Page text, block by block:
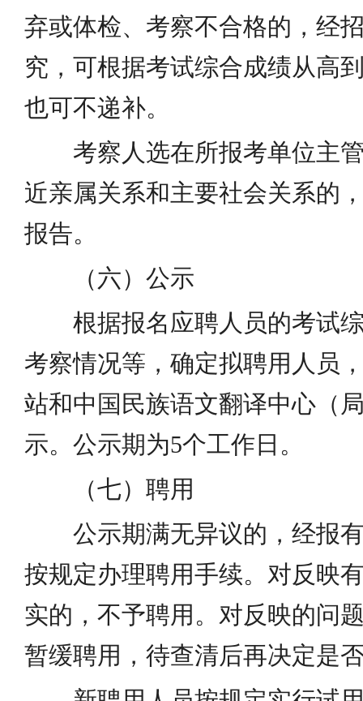
弃或体检、考察不合格的，经
究，可根据考试综合成绩从高
也可不递补。
考察人选在所报考单位主
近亲属关系和主要社会关系的
报告。
（六）公示
根据报名应聘人员的考试
考察情况等，确定拟聘用人员
站和中国民族语文翻译中心（
示。公示期为5个工作日。
（七）聘用
公示期满无异议的，经报
按规定办理聘用手续。对反映
实的，不予聘用。对反映的问
暂缓聘用，待查清后再决定是